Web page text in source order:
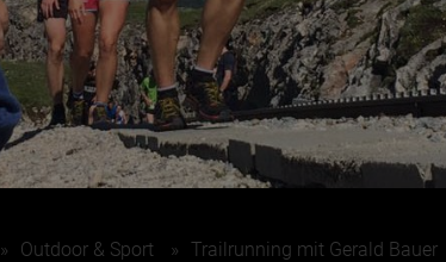
Mai
Juni
» Outdoor & Sport » Trailrunning mit Gerald Bauer